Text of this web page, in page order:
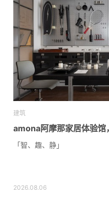
建筑
amona阿摩那家居体验馆
「智、趣、静」
2026.08.06